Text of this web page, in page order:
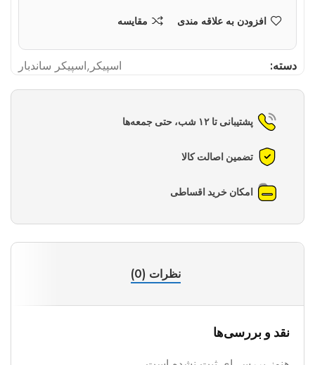
افزودن به علاقه مندی مقایسه
دسته: اسپیکر ,اسپیکر ساندبار
پشتیبانی تا ۱۲ شب، حتی جمعه‌ها
تضمین اصالت کالا
امکان خرید اقساطی
نظرات (0)
نقد و بررسی‌ها